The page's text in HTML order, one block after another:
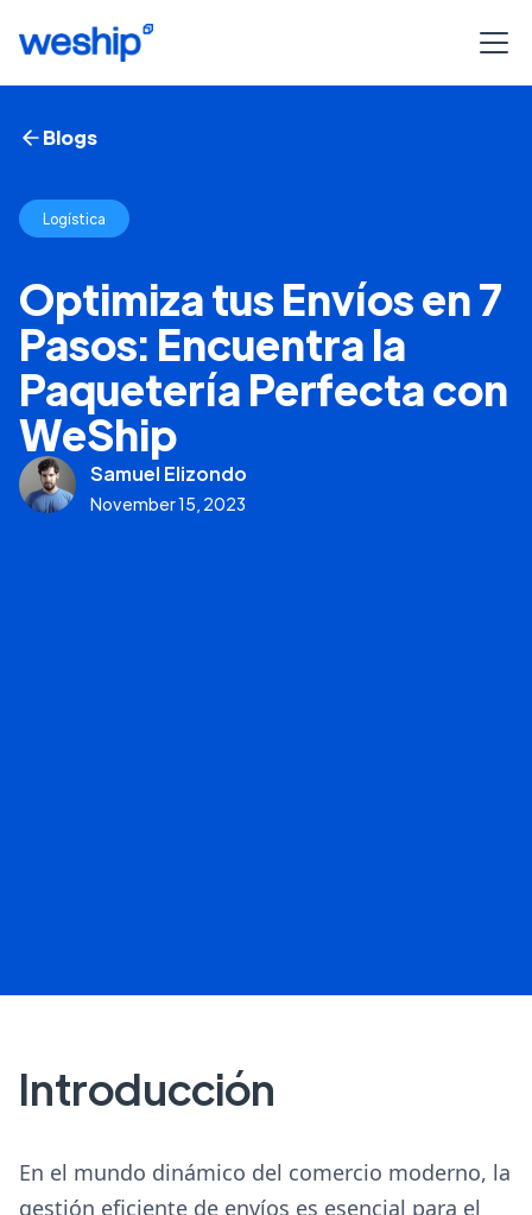
Blogs
Logística
Optimiza tus Envíos en 7
Pasos: Encuentra la
Paquetería Perfecta con
WeShip
Samuel Elizondo
November 15, 2023
Introducción
En el mundo dinámico del comercio moderno, la
gestión eficiente de envíos es esencial para el